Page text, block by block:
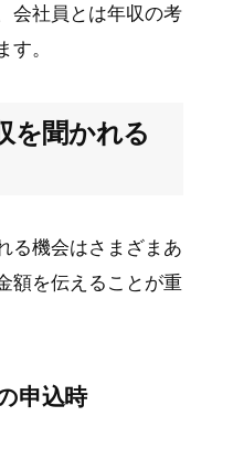
会社員とは年収の考
す。
を聞かれる
る機会はさまざまあ
額を伝えることが重
申込時